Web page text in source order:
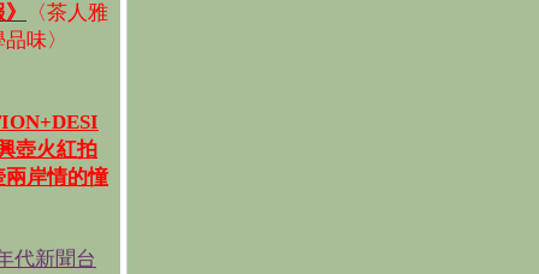
〈茶人雅
味〉
壺火紅拍
岸情的憧
代新聞台